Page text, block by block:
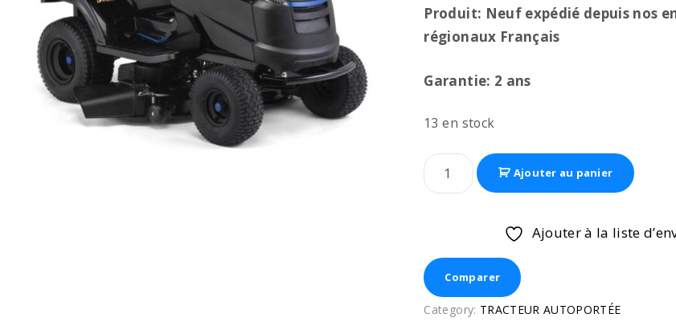
Produit: Neuf expédié depuis nos
régionaux Français
Garantie: 2 ans
13 en stock
Ajouter au panier
Ajouter à la liste
Comparer
Category: TRACTEUR AUTOPORTÉE